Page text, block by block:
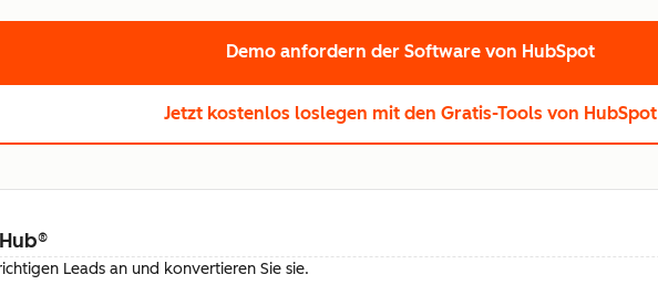
Demo anfordern der Software von HubSpot
Jetzt kostenlos loslegen mit den Gratis-Tools von HubSpot
®
Leads an und konvertieren Sie sie.